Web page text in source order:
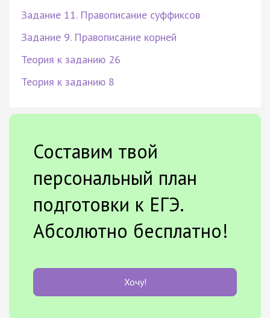
Задание 11. Правописание суффиксов
Задание 9. Правописание корней
Теория к заданию 26
Теория к заданию 8
Составим твой
персональный план
подготовки к ЕГЭ.
Абсолютно бесплатно!
Хочу!